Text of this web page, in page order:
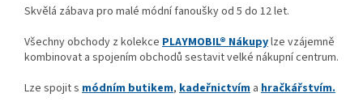
Skvělá zábava pro malé módní fanoušky od 5 do 12 let.
Všechny obchody z kolekce PLAYMOBIL® Nákupylze vzájemně
kombinovat a spojením obchodů sestavit velké nákupní centrum.
Lze spojit s módním butikem, kadeřnictvím a hračkářstvím.